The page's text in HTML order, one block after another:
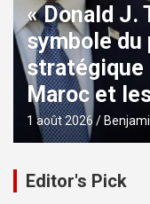
« Donald J.
symbole
stratégique
Maroc et
1 août 2026
Editor's Pick